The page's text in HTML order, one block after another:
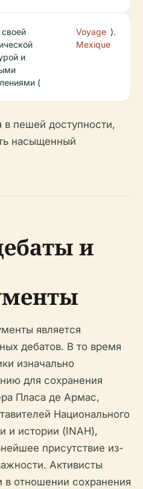
и
(
Voyage
Mexique
).
в пешей доступности,
насыщенный
и
является
дебатов. В то время
изначально
для сохранения
Пласа де Армас,
Национального
и истории (INAH),
присутствие из-
Активисты
в отношении сохранения